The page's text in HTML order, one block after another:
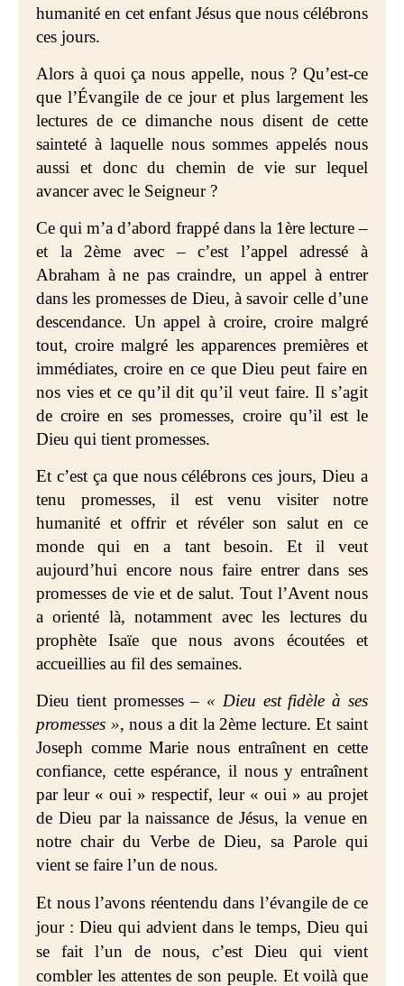
humanité en cet enfant Jésus que nous célébrons
ces jours.
Alors à quoi ça nous appelle, nous ? Qu’est-ce
que l’Évangile de ce jour et plus largement les
lectures de ce dimanche nous disent de cette
sainteté à laquelle nous sommes appelés nous
aussi et donc du chemin de vie sur lequel
avancer avec le Seigneur ?
Ce qui m’a d’abord frappé dans la 1ère lecture –
et la 2ème avec – c’est l’appel adressé à
Abraham à ne pas craindre, un appel à entrer
dans les promesses de Dieu, à savoir celle d’une
descendance. Un appel à croire, croire malgré
tout, croire malgré les apparences premières et
immédiates, croire en ce que Dieu peut faire en
nos vies et ce qu’il dit qu’il veut faire. Il s’agit
de croire en ses promesses, croire qu’il est le
Dieu qui tient promesses.
Et c’est ça que nous célébrons ces jours, Dieu a
tenu promesses, il est venu visiter notre
humanité et offrir et révéler son salut en ce
monde qui en a tant besoin. Et il veut
aujourd’hui encore nous faire entrer dans ses
promesses de vie et de salut. Tout l’Avent nous
a orienté là, notamment avec les lectures du
prophète Isaïe que nous avons écoutées et
accueillies au fil des semaines.
Dieu tient promesses – « Dieu est fidèle à ses
promesses », nous a dit la 2ème lecture. Et saint
Joseph comme Marie nous entraînent en cette
confiance, cette espérance, il nous y entraînent
par leur « oui » respectif, leur « oui » au projet
de Dieu par la naissance de Jésus, la venue en
notre chair du Verbe de Dieu, sa Parole qui
vient se faire l’un de nous.
Et nous l’avons réentendu dans l’évangile de ce
jour : Dieu qui advient dans le temps, Dieu qui
se fait l’un de nous, c’est Dieu qui vient
combler les attentesde son peuple. Et voilà que